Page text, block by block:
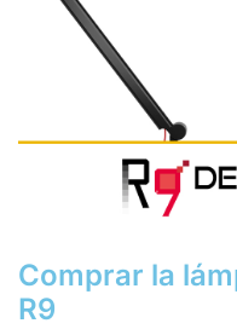
Comprar la
R9